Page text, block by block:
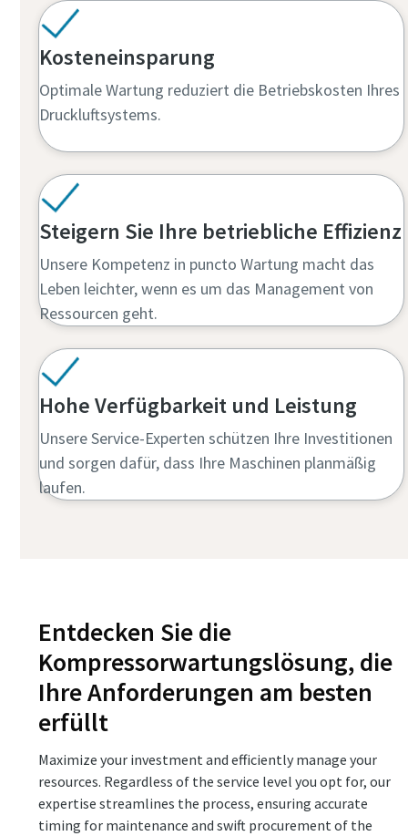
Kosteneinsparung
Optimale Wartung reduziert die Betriebskosten Ihres
Druckluftsystems.
Steigern Sie Ihre betriebliche Effizienz
Unsere Kompetenz in puncto Wartung macht das
Leben leichter, wenn es um das Management von
Ressourcen geht.
Hohe Verfügbarkeit und Leistung
Unsere Service-Experten schützen Ihre Investitionen
und sorgen dafür, dass Ihre Maschinen planmäßig
laufen.
Entdecken Sie die
Kompressorwartungslösung, die
Ihre Anforderungen am besten
erfüllt
Maximize your investment and efficiently manage your
resources. Regardless of the service level you opt for, our
expertise streamlines the process, ensuring accurate
timing for maintenance and swift procurement of the